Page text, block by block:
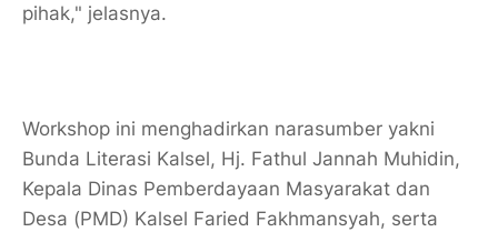
pihak," jelasnya.
Workshop ini menghadirkan narasumber yakni
Bunda Literasi Kalsel, Hj. Fathul Jannah Muhidin,
Kepala Dinas Pemberdayaan Masyarakat dan
Desa (PMD) Kalsel Faried Fakhmansyah, serta